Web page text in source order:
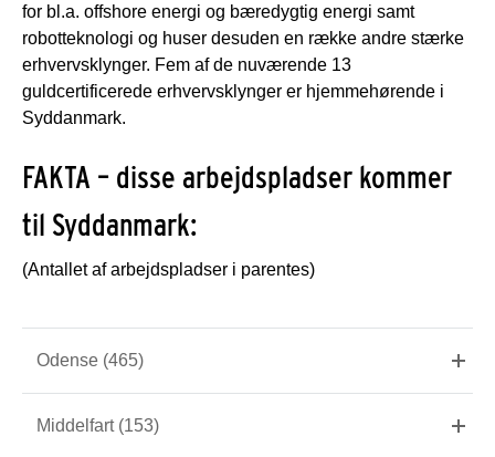
for bl.a. offshore energi og bæredygtig energi samt
robotteknologi og huser desuden en række andre stærke
erhvervsklynger. Fem af de nuværende 13
guldcertificerede erhvervsklynger er hjemmehørende i
Syddanmark.
FAKTA – disse arbejdspladser kommer
til Syddanmark:
(Antallet af arbejdspladser i parentes)
Odense (465)
Middelfart (153)